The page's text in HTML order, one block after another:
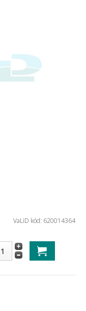
VaLiD kód: 620014364